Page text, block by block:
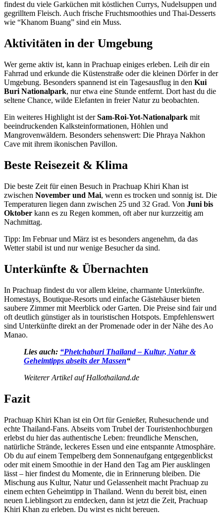
findest du viele Garküchen mit köstlichen Currys, Nudelsuppen und
gegrilltem Fleisch. Auch frische Fruchtsmoothies und Thai-Desserts
wie “Khanom Buang” sind ein Muss.
Aktivitäten in der Umgebung
Wer gerne aktiv ist, kann in Prachuap einiges erleben. Leih dir ein
Fahrrad und erkunde die Küstenstraße oder die kleinen Dörfer in der
Umgebung. Besonders spannend ist ein Tagesausflug in den Kui
Buri Nationalpark, nur etwa eine Stunde entfernt. Dort hast du die
seltene Chance, wilde Elefanten in freier Natur zu beobachten.
Ein weiteres Highlight ist derSam-Roi-Yot-Nationalpark mit
beeindruckenden Kalksteinformationen, Höhlen und
Mangrovenwäldern. Besonders sehenswert: Die Phraya Nakhon
Cave mit ihrem ikonischen Pavillon.
Beste Reisezeit & Klima
Die beste Zeit für einen Besuch in Prachuap Khiri Khan ist
zwischen November und Mai, wenn es trocken und sonnig ist. Die
Temperaturen liegen dann zwischen 25 und 32 Grad. Von Juni bis
Oktober kann es zu Regen kommen, oft aber nur kurzzeitig am
Nachmittag.
Tipp: Im Februar und März ist es besonders angenehm, da das
Wetter stabil ist und nur wenige Besucher da sind.
Unterkünfte & Übernachten
In Prachuap findest du vor allem kleine, charmante Unterkünfte.
Homestays, Boutique-Resorts und einfache Gästehäuser bieten
saubere Zimmer mit Meerblick oder Garten. Die Preise sind fair und
oft deutlich günstiger als in touristischen Hotspots. Empfehlenswert
sind Unterkünfte direkt an der Promenade oder in der Nähe des Ao
Manao.
Lies auch: “Phetchaburi Thailand – Kultur, Natur &
Geheimtipps abseits der Massen“
Weiterer Artikel auf Hallothailand.de
Fazit
Prachuap Khiri Khan ist ein Ort für Genießer, Ruhesuchende und
echte Thailand-Fans. Abseits vom Trubel der Touristenhochburgen
erlebst du hier das authentische Leben: freundliche Menschen,
natürliche Strände, leckeres Essen und eine entspannte Atmosphäre.
Ob du auf einem Tempelberg dem Sonnenaufgang entgegenblickst
oder mit einem Smoothie in der Hand den Tag am Pier ausklingen
lässt – hier findest du Momente, die in Erinnerung bleiben. Die
Mischung aus Kultur, Natur und Gelassenheit macht Prachuap zu
einem echten Geheimtipp in Thailand. Wenn du bereit bist, einen
neuen Lieblingsort zu entdecken, dann ist jetzt die Zeit, Prachuap
Khiri Khan zu erleben. Du wirst es nicht bereuen.